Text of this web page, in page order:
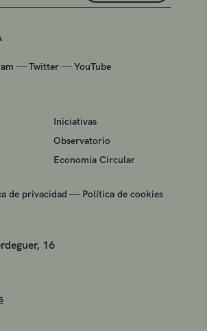
—Twitter—YouTube
Iniciativas
Observatorio
Economía Circular
de privacidad — Política de cookies
16